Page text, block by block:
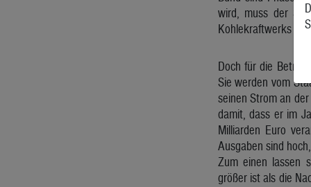
wird, muss der
Kohlekraftwerks
Doch für die
Sie werden vom
seinen Strom an
damit, dass er im
Milliarden Euro
Ausgaben sind
Zum einen lassen
größer ist als die